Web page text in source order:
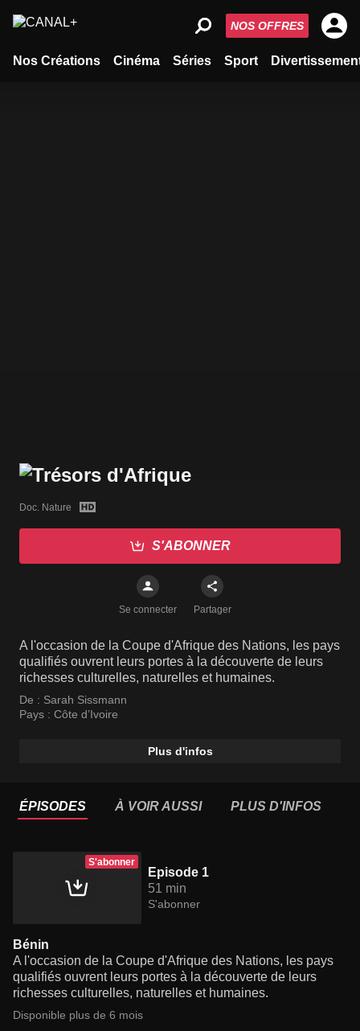
Nos Créations Cinéma Séries Sport
NOS OFFRES
Doc. Nature
S'ABONNER
Se connecter Partager
A l'occasion de la Coupe d'Afrique des Nations, les pays
qualifiés ouvrent leurs portes à la découverte de leurs
richesses culturelles, naturelles et humaines.
De : Sarah Sissmann
Pays : Côte d’Ivoire
Plus d'infos
ÉPISODES À VOIR AUSSI PLUS D'INFOS
S'abonner
Episode 1
51 min
S'abonner
Bénin
A l'occasion de la Coupe d'Afrique des Nations, les pays
qualifiés ouvrent leurs portes à la découverte de leurs
richesses culturelles, naturelles et humaines.
Disponible plus de 6 mois